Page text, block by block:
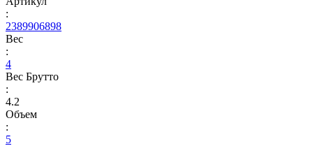
:
2389906898
Вес
:
4
Вес Брутто
:
4.2
Объем
:
5